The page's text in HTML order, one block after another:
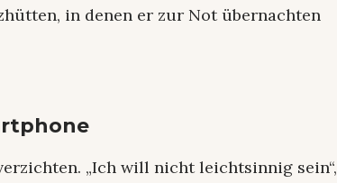
in denen er zur Not übernachten
„Ich will nicht leichtsinnig sein“,